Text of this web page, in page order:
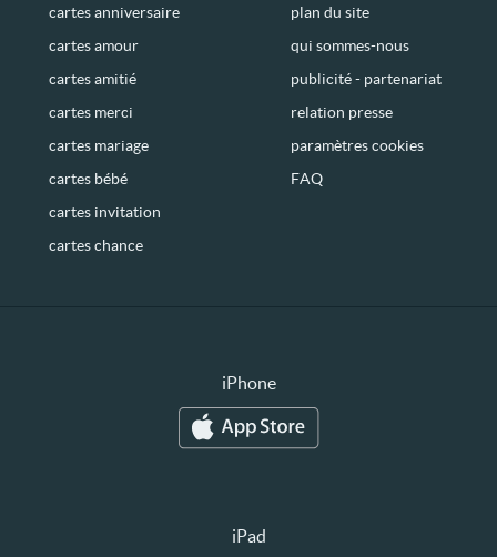
cartes anniversaire
cartes amour
cartes amitié
cartes merci
cartes mariage
cartes bébé
cartes invitation
cartes chance
plan du site
qui sommes-nous
publicité - partenariat
relation presse
paramètres cookies
FAQ
iPhone
iPad